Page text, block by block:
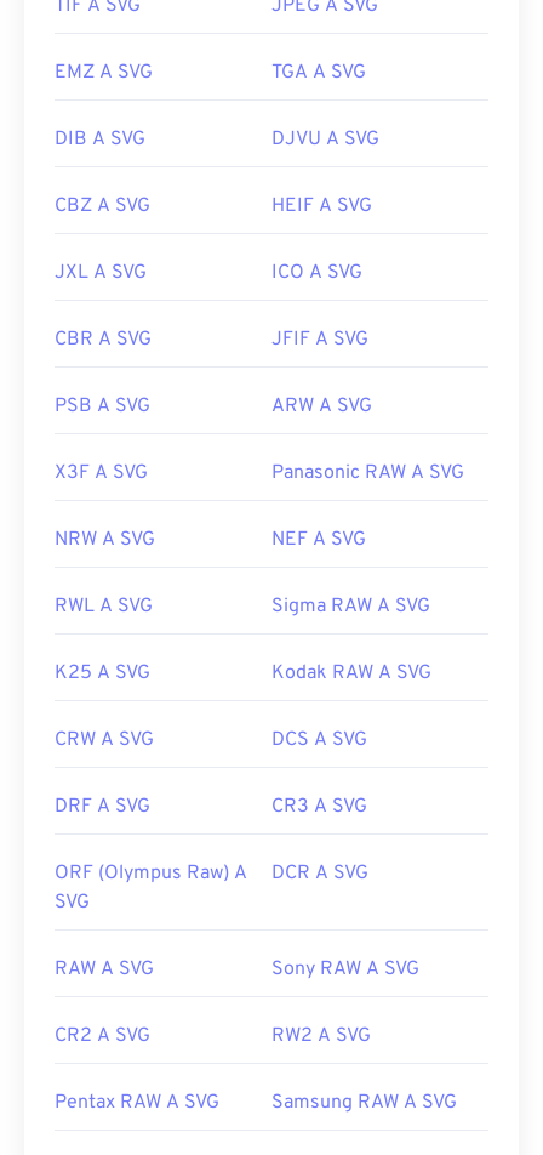
Link utili:
https://en.wikipedia.org/wiki/Scalable_Vector_Graphics
TIF A SVG JPEG A SVG
EMZ A SVG TGA A SVG
DIB A SVG DJVU A SVG
CBZ A SVG HEIF A SVG
JXL A SVG ICO A SVG
CBR A SVG JFIF A SVG
PSB A SVG ARW A SVG
X3F A SVG Panasonic RAW A SVG
NRW A SVG NEF A SVG
RWL A SVG Sigma RAW A SVG
K25 A SVG Kodak RAW A SVG
CRW A SVG DCS A SVG
DRF A SVG CR3 A SVG
ORF (Olympus Raw) A
SVG
DCR A SVG
RAW A SVG Sony RAW A SVG
CR2 A SVG RW2 A SVG
Pentax RAW A SVG Samsung RAW A SVG